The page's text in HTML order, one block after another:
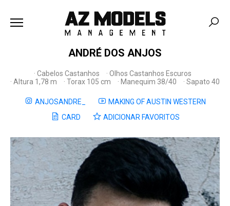
ANDRÉ DOS ANJOS
Cabelos Castanhos
Olhos Castanhos Escuros
Altura 1,78 m
Torax 105 cm Manequim 38/40 Sapato 40
ANJOSANDRE_
MAKING OF AUSTIN WESTERN
CARD
ADICIONAR FAVORITOS